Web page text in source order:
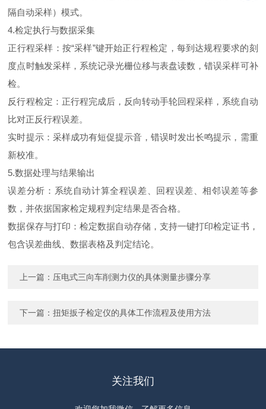
隔自动采样）模式。
4.检定执行与数据采集
正行程采样：按“采样”键开始正行程检定，每到达规程要求的刻
度点时触发采样，系统记录光栅位移与表盘读数，错误采样可补
检。
反行程检定：正行程完成后，反向转动手轮回程采样，系统自动
比对正反行程误差。
实时提示：采样成功有短促提示音，错误时发出长鸣提示，需重
新校准。
5.数据处理与结果输出
误差分析：系统自动计算全程误差、回程误差、相邻误差等参
数，并依据国家检定规程判定结果是否合格。
数据保存与打印：检定数据自动存储，支持一键打印检定证书，
包含误差曲线、数据表格及判定结论。
上一篇： 压电式三向车削测力仪的具体测量步骤分享
下一篇：扭矩扳子检定仪的具体工作流程及使用方法
关注我们